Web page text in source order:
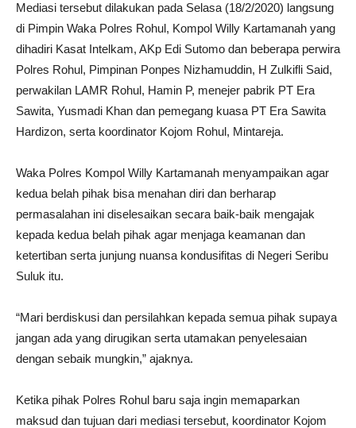
Mediasi tersebut dilakukan pada Selasa (18/2/2020) langsung
di Pimpin Waka Polres Rohul, Kompol Willy Kartamanah yang
dihadiri Kasat Intelkam, AKp Edi Sutomo dan beberapa perwira
Polres Rohul, Pimpinan Ponpes Nizhamuddin, H Zulkifli Said,
perwakilan LAMR Rohul, Hamin P, menejer pabrik PT Era
Sawita, Yusmadi Khan dan pemegang kuasa PT Era Sawita
Hardizon, serta koordinator Kojom Rohul, Mintareja.
Waka Polres Kompol Willy Kartamanah menyampaikan agar
kedua belah pihak bisa menahan diri dan berharap
permasalahan ini diselesaikan secara baik-baik mengajak
kepada kedua belah pihak agar menjaga keamanan dan
ketertiban serta junjung nuansa kondusifitas di Negeri Seribu
Suluk itu.
“Mari berdiskusi dan persilahkan kepada semua pihak supaya
jangan ada yang dirugikan serta utamakan penyelesaian
dengan sebaik mungkin,” ajaknya.
Ketika pihak Polres Rohul baru saja ingin memaparkan
maksud dan tujuan dari mediasi tersebut, koordinator Kojom